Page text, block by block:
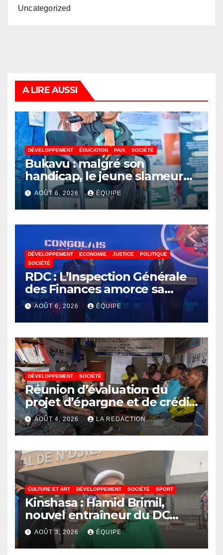
Uncategorized
A LIRE AUSSI
DÉVELOPPEMENT ÉDUCATION PAIX SOCIÉTÉ
Bukavu : malgré son
handicap, le jeune slameur
Akonkwa Kenyata Bernard
lance un appel à la solidarité
pour poursuivre ses études
AOÛT 6, 2026 ÉQUIPE
DÉVELOPPEMENT ECONOMIE JUSTICE
POLITIQUE
SOCIÉTÉ
RDC : L’Inspection Générale
des Finances amorce sa
révolution numérique pour
un contrôle permanent des
finances publiques
AOÛT 6, 2026 ÉQUIPE
DÉVELOPPEMENT SOCIÉTÉ
Réunion d’évaluation du
projet d’épargne et de crédit
de JIRANI MSAADA Asbl : des
résultats encourageants et
une expansion annoncée
AOÛT 4, 2026 LA REDACTION
CULTURE ET ART DÉVELOPPEMENT SOCIÉTÉ SPORT
Kinshasa : Hamid Brimil,
nouvel entraîneur du DC
Virunga sur place, cap sur les
préparatifs de la Coupe de la
AOÛT 3, 2026 ÉQUIPE